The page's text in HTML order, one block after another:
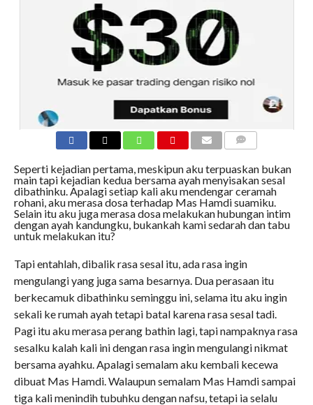
Seperti kejadian pertama, meskipun aku terpuaskan bukan
main tapi kejadian kedua bersama ayah menyisakan sesal
dibathinku. Apalagi setiap kali aku mendengar ceramah
rohani, aku merasa dosa terhadap Mas Hamdi suamiku.
Selain itu aku juga merasa dosa melakukan hubungan intim
dengan ayah kandungku, bukankah kami sedarah dan tabu
untuk melakukan itu?
Tapi entahlah, dibalik rasa sesal itu, ada rasa ingin
mengulangi yang juga sama besarnya. Dua perasaan itu
berkecamuk dibathinku seminggu ini, selama itu aku ingin
sekali ke rumah ayah tetapi batal karena rasa sesal tadi.
Pagi itu aku merasa perang bathin lagi, tapi nampaknya rasa
sesalku kalah kali ini dengan rasa ingin mengulangi nikmat
bersama ayahku. Apalagi semalam aku kembali kecewa
dibuat Mas Hamdi. Walaupun semalam Mas Hamdi sampai
tiga kali menindih tubuhku dengan nafsu, tetapi ia selalu